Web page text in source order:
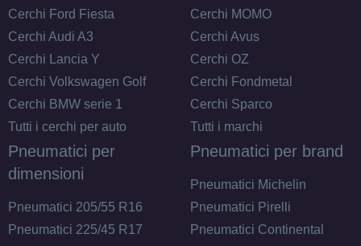
175/70 R14 84T M+S
Disponibile
Cerchi Ford Fiesta
Cerchi Audi A3
Cerchi Lancia Y
Cerchi Volkswagen Golf
Cerchi BMW serie 1
Tutti i cerchi per auto
Cerchi MOMO
Cerchi Avus
Cerchi OZ
Cerchi Fondmetal
Cerchi Sparco
Tutti i marchi
Pneumatici per
dimensioni
Pneumatici 205/55 R16
Pneumatici 225/45 R17
Pneumatici per brand
Pneumatici Michelin
Pneumatici Pirelli
Pneumatici Continental